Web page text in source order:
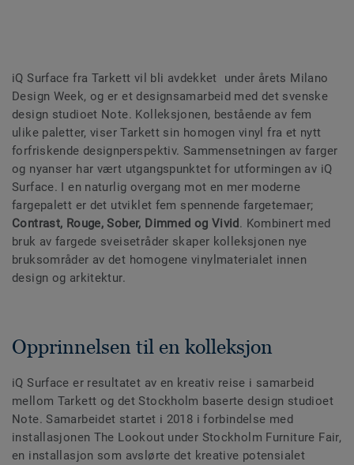
iQ Surface fra Tarkett vil bli avdekket under årets Milano
Design Week, og er et designsamarbeid med det svenske
design studioet Note. Kolleksjonen, bestående av fem
ulike paletter, viser Tarkett sin homogen vinyl fra et nytt
forfriskende designperspektiv. Sammensetningen av farger
og nyanser har vært utgangspunktet for utformingen av iQ
Surface. I en naturlig overgang mot en mer moderne
fargepalett er det utviklet fem spennende fargetemaer;
Contrast, Rouge, Sober, Dimmed og Vivid. Kombinert med
bruk av fargede sveisetråder skaper kolleksjonen nye
bruksområder av det homogene vinylmaterialet innen
design og arkitektur.
Opprinnelsen til en kolleksjon
iQ Surface er resultatet av en kreativ reise i samarbeid
mellom Tarkett og det Stockholm baserte design studioet
Note. Samarbeidet startet i 2018 i forbindelse med
installasjonen The Lookout under Stockholm Furniture Fair,
en installasjon som avslørte det kreative potensialet